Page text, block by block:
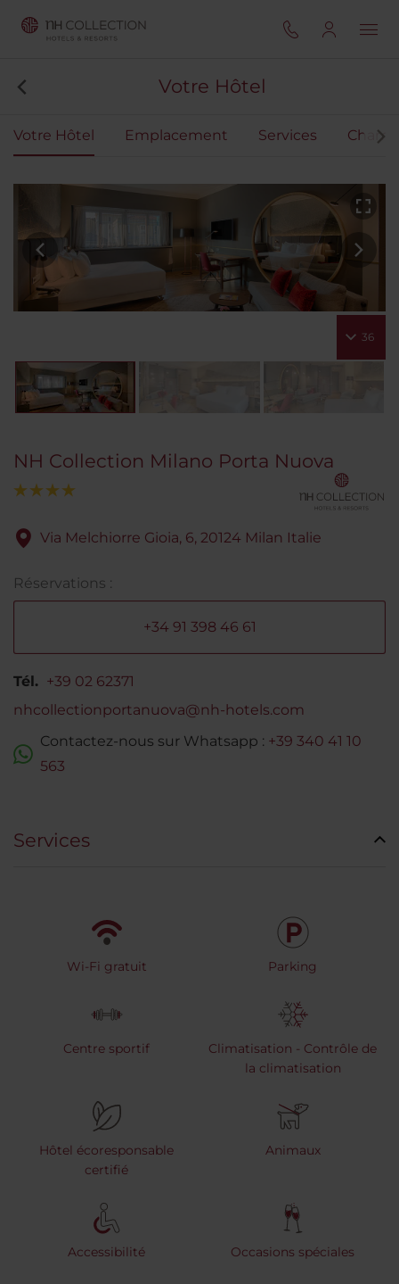
Votre Hôtel
Votre Hôtel Emplacement Services
36
NH Collection Milano Porta Nuova
Via Melchiorre Gioia, 6, 20124 Milan Italie
Réservations :
+34 91 398 46 61
Tél. +39 02 62371
nhcollectionportanuova@nh-hotels.com
Contactez-nous sur Whatsapp : +39 340 41 10
563
Services
Wi-Fi gratuit Parking
Centre sportif
Climatisation - Contrôle de
la climatisation
Hôtel écoresponsable
certifié
Animaux
Accessibilité Occasions spéciales